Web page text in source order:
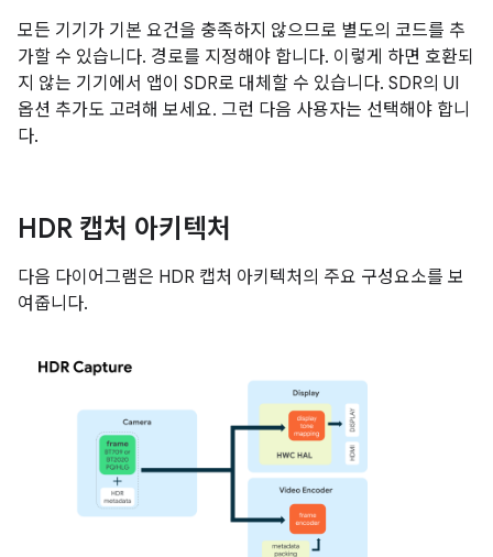
모든 기기가 기본 요건을 충족하지 않으므로 별도의 코드를 추
가할 수 있습니다. 경로를 지정해야 합니다. 이렇게 하면 호환되
지 않는 기기에서 앱이 SDR로 대체할 수 있습니다. SDR의 UI
옵션 추가도 고려해 보세요. 그런 다음 사용자는 선택해야 합니
다.
HDR 캡처 아키텍처
다음 다이어그램은 HDR 캡처 아키텍처의 주요 구성요소를 보
여줍니다.